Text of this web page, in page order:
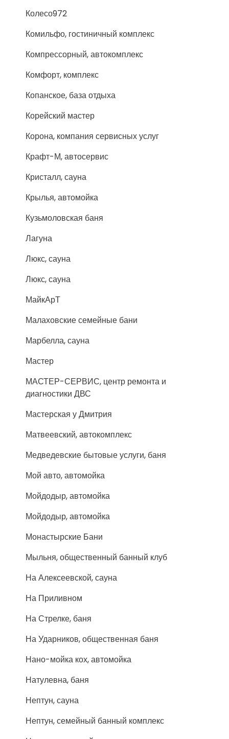
Колесо972
Комильфо, гостиничный комплекс
Компрессорный, автокомплекс
Комфорт, комплекс
Копанское, база отдыха
Корейский мастер
Корона, компания сервисных услуг
Крафт-М, автосервис
Кристалл, сауна
Крылья, автомойка
Кузьмоловская баня
Лагуна
Люкс, сауна
Люкс, сауна
МайкАрТ
Малаховские семейные бани
Марбелла, сауна
Мастер
МАСТЕР-СЕРВИС, центр ремонта и
диагностики ДВС
Мастерская у Дмитрия
Матвеевский, автокомплекс
Медведевские бытовые услуги, баня
Мой авто, автомойка
Мойдодыр, автомойка
Мойдодыр, автомойка
Монастырские Бани
Мыльня, общественный банный клуб
На Алексеевской, сауна
На Приливном
На Стрелке, баня
На Ударников, общественная баня
Нано-мойка кох, автомойка
Натулевна, баня
Нептун, сауна
Нептун, семейный банный комплекс